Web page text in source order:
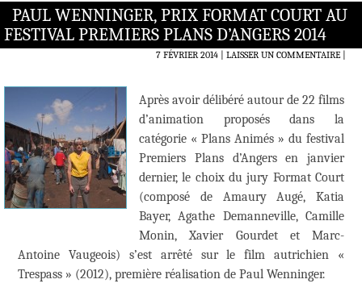
PAUL WENNINGER, PRIX FORMAT COURT AU
FESTIVAL PREMIERS PLANS D’ANGERS 2014
7 FÉVRIER 2014 LAISSER UN COMMENTAIRE|
Après avoir délibéré autour de 22 films
d’animation proposés dans la
catégorie « Plans Animés » du festival
Premiers Plans d’Angers en janvier
dernier, le choix du jury Format Court
(composé de Amaury Augé, Katia
Bayer, Agathe Demanneville, Camille
Monin, Xavier Gourdet et Marc-
Antoine Vaugeois) s’est arrêté sur le film autrichien «
Trespass » (2012), première réalisation de Paul Wenninger.